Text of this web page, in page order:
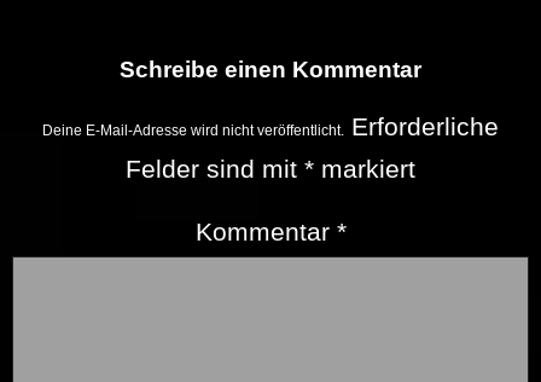
Schreibe einen Kommentar
Deine E-Mail-Adresse wird nicht veröffentlicht. Erforderliche
Felder sind mit * markiert
Kommentar *